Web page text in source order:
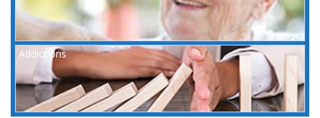
Addictions